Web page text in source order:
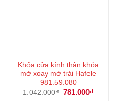
Khóa cửa kính thân khóa
mở xoay mở trái Hafele
981.59.080
1.042.000₫ Giá
781.000₫